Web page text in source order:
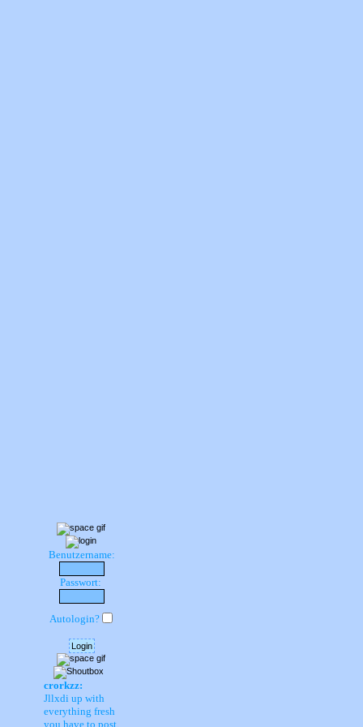
Benutzername:
Passwort:
Autologin?
crorkzz:
Jllxdi up with
everything fresh
you have to post.